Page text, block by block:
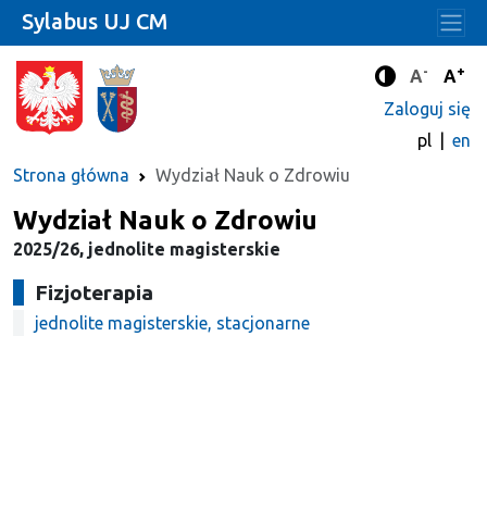
Tryb
A- A+
Zaloguj się
pl
en
Strona główna
Wydział Nauk o Zdrowiu
Sylabus UJ CM
Wydział Nauk o Zdrowiu
2025/26, jednolite magisterskie
Fizjoterapia
jednolite magisterskie, stacjonarne